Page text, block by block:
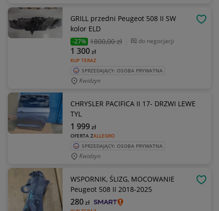
GRILL przedni Peugeot 508 II SW
kolor ELD
-27% 1800,00 zł do negocjacji
KUP TERAZ
1 300zł
SPRZEDAJĄCY: OSOBA PRYWATNA
Kwidzyn
CHRYSLER PACIFICA II 17- DRZWI LEWE
TYL
OFERTA ZALLEGRO
1 999zł
SPRZEDAJĄCY: OSOBA PRYWATNA
Kwidzyn
WSPORNIK, ŚLIZG, MOCOWANIE
Peugeot 508 II 2018-2025
280zł